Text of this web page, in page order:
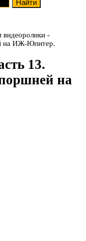
видеоролики -
на ИЖ-Юпитер.
13.
на